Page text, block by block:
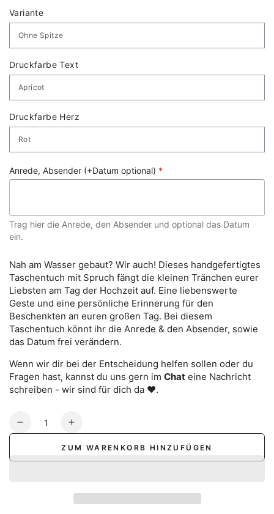
Variante
Druckfarbe Text
Druckfarbe Herz
Anrede, Absender (+Datum optional) *
Trag hier die Anrede, den Absender und optional das Datum
ein.
Nah am Wasser gebaut? Wir auch! Dieses handgefertigtes
Taschentuch mit Spruch fängt die kleinen Tränchen eurer
Liebsten am Tag der Hochzeit auf. Eine liebenswerte
Geste und eine persönliche Erinnerung für den
Beschenkten an euren großen Tag. Bei diesem
Taschentuch könnt ihr die Anrede & den Absender, sowie
das Datum frei verändern.
Wenn wir dir bei der Entscheidung helfen sollen oder du
Fragen hast, kannst du uns gern im Chat eine Nachricht
schreiben - wir sind für dich da ♥.
Anzahl
Verringere Erhöhe
Menge
Trauzeuge
-
ZUM WARENKORB HINZUFÜGEN